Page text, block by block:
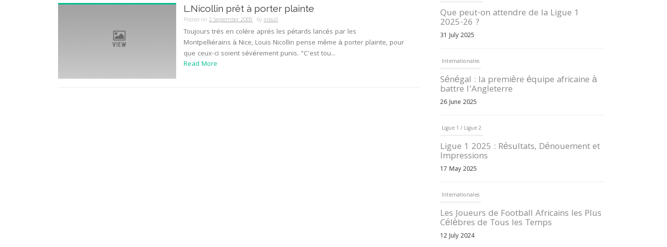
L.Nicollin prêt à porter plainte
Posted on2 September 2009 byinbull
Toujours trés en colère aprés les pétards lancés par les
Montpelliérains à Nice, Louis Nicollin pense même à porter plainte, pour
que ceux-ci soient sévérement punis. “C’est tou...
Read More
Que peut-on attendre de la Ligue 1
2025-26 ?
31 July 2025
Internationales
Sénégal : la première équipe africaine à
battre l’Angleterre
26 June 2025
Ligue 1 / Ligue 2
Ligue 1 2025 : Résultats, Dénouement et
Impressions
17 May 2025
Internationales
Les Joueurs de Football Africains les Plus
Célèbres de Tous les Temps
12 July 2024